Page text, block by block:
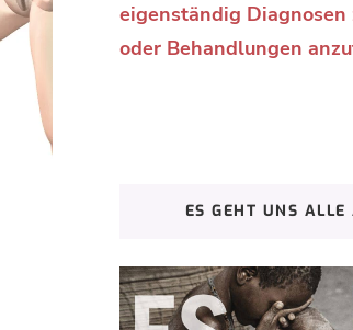
eigenständig
oder Behandlungen
ES GEHT UNS ALLE